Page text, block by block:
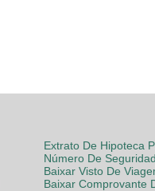
Extrato De Hipoteca
Número De
Baixar Visto De
Baixar Comprovante